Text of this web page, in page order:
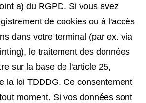
a) du RGPD. Si vous avez
de cookies ou à l'accès
dans votre terminal (par ex. via
le traitement des données
sur la base de l'article 25,
la loi TDDDG. Ce consentement
moment. Si vos données sont